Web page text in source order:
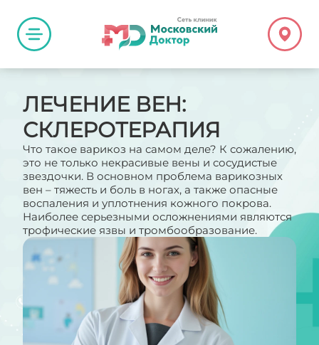
ЛЕЧЕНИЕ ВЕН:
СКЛЕРОТЕРАПИЯ
Что такое варикоз на самом деле? К сожалению,
это не только некрасивые вены и сосудистые
звездочки. В основном проблема варикозных
вен – тяжесть и боль в ногах, а также опасные
воспаления и уплотнения кожного покрова.
Наиболее серьезными осложнениями являются
трофические язвы и тромбообразование.